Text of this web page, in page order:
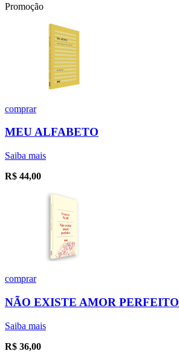
Promoção
comprar
MEU ALFABETO
Saiba mais
R$ 44,00
comprar
NÃO EXISTE AMOR PERFEITO
Saiba mais
R$ 36,00